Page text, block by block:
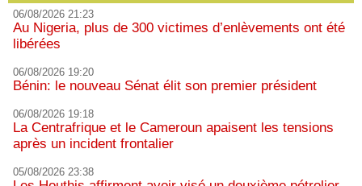
06/08/2026 21:23
Au Nigeria, plus de 300 victimes d’enlèvements ont été
libérées
06/08/2026 19:20
Bénin: le nouveau Sénat élit son premier président
06/08/2026 19:18
La Centrafrique et le Cameroun apaisent les tensions
après un incident frontalier
05/08/2026 23:38